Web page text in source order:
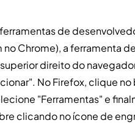
de
Chrome), a ferramenta
direito do
No Firefox, clique
"Ferramentas" e
clicando no ícone de